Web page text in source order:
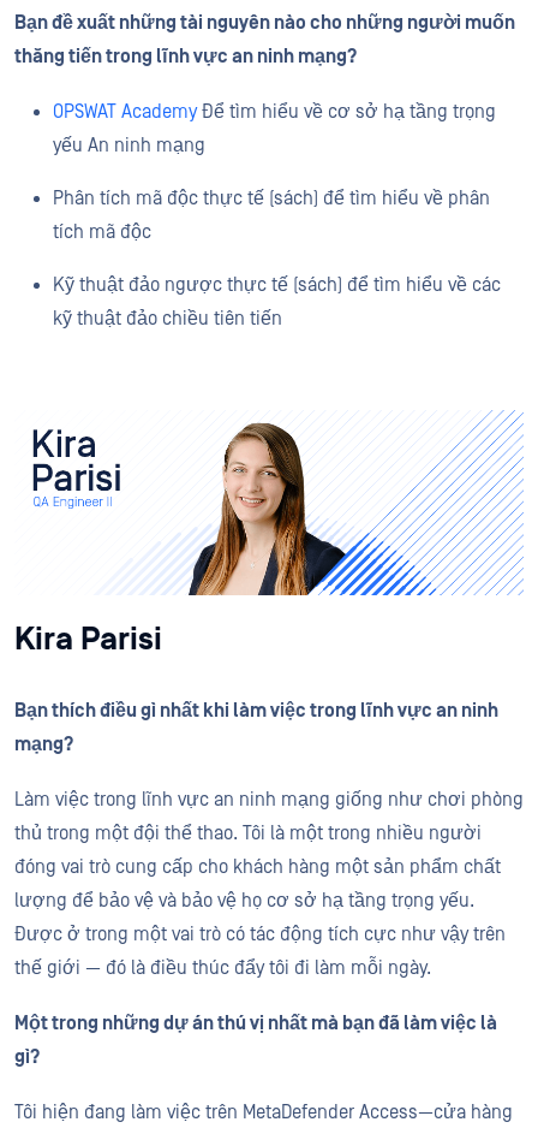
Bạn đề xuất những tài nguyên nào cho những người muốn
thăng tiến trong lĩnh vực an ninh mạng?
OPSWAT AcademyĐể tìm hiểu về cơ sở hạ tầng trọng
yếu An ninh mạng
Phân tích mã độc thực tế (sách) để tìm hiểu về phân
tích mã độc
Kỹ thuật đảo ngược thực tế (sách) để tìm hiểu về các
kỹ thuật đảo chiều tiên tiến
Kira Parisi
Bạn thích điều gì nhất khi làm việc trong lĩnh vực an ninh
mạng?
Làm việc trong lĩnh vực an ninh mạng giống như chơi phòng
thủ trong một đội thể thao. Tôi là một trong nhiều người
đóng vai trò cung cấp cho khách hàng một sản phẩm chất
lượng để bảo vệ và bảo vệ họ cơ sở hạ tầng trọng yếu.
Được ở trong một vai trò có tác động tích cực như vậy trên
thế giới — đó là điều thúc đẩy tôi đi làm mỗi ngày.
Một trong những dự án thú vị nhất mà bạn đã làm việc là
gì?
Tôi hiện đang làm việc trên MetaDefender Access—cửa hàng